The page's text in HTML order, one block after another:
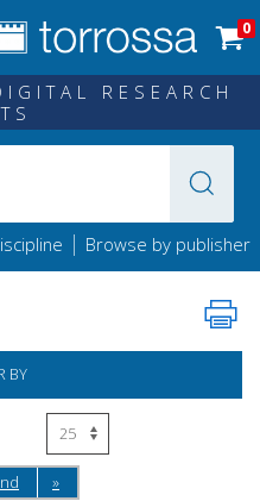
0
RESEARCH
| Browse by publisher
BY
»